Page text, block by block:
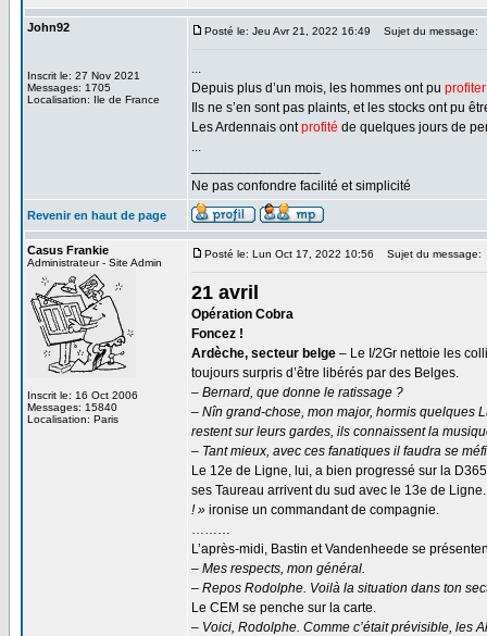
John92
Inscrit le: 27 Nov 2021
Messages: 1705
Localisation: Ile de France
Posté le: Jeu Avr 21, 2022 16:49 Sujet du message:
...
Depuis plus d’un mois, les hommes ont pu profiter
Ils ne s’en sont pas plaints, et les stocks ont pu
Les Ardennais ontprofité de quelques jours de
...
Ne pas confondre facilité et simplicité
Revenir en haut de page
Casus Frankie
Administrateur - Site Admin
Inscrit le: 16 Oct 2006
Messages: 15840
Localisation: Paris
Posté le: Lun Oct 17, 2022 10:56 Sujet du message:
21 avril
Opération Cobra
Foncez !
Ardèche, secteur belge – Le I/2Gr nettoie les
toujours surpris d’être libérés par des Belges.
– Bernard, que donne le ratissage ?
– Nîn grand-chose, mon major, hormis quelques
restent sur leurs gardes, ils connaissent la
– Tant mieux, avec ces fanatiques il faudra se
Le 12e de Ligne, lui, a bien progressé sur la
ses Taureau arrivent du sud avec le 13e de
! » ironise un commandant de compagnie.
………
L’après-midi, Bastin et Vandenheede se
– Mes respects, mon général.
– Repos Rodolphe. Voilà la situation dans ton
Le CEM se penche sur la carte.
– Voici, Rodolphe. Comme c’était prévisible, les